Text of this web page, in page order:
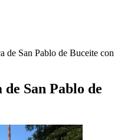
de San Pablo de Buceite con
San Pablo de